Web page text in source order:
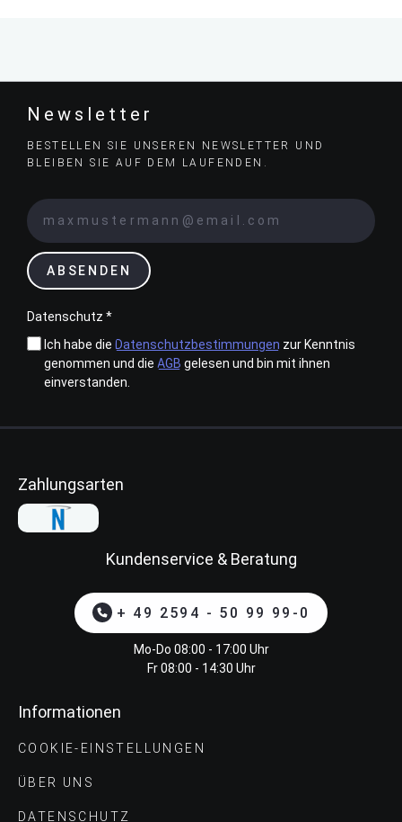
Newsletter
BESTELLEN SIE UNSEREN NEWSLETTER UND
BLEIBEN SIE AUF DEM LAUFENDEN.
ABSENDEN
Datenschutz *
Ich habe die Datenschutzbestimmungen zur Kenntnis
genommen und die AGB gelesen und bin mit ihnen
einverstanden.
Zahlungsarten
Kundenservice & Beratung
+ 49 2594 - 50 99 99-0
Mo-Do 08:00 - 17:00 Uhr
Fr 08:00 - 14:30 Uhr
Informationen
COOKIE-EINSTELLUNGEN
ÜBER UNS
DATENSCHUTZ